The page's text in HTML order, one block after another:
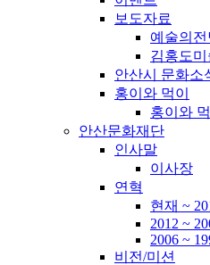
보도자료
예술의전
김홍도
안산시 문화소
홍이와 먹이
홍이와
안산문화재단
인사말
이사장
연혁
현재 ~
2012 ~
2006 ~
비전/미션